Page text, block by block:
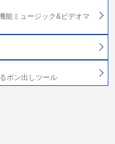
能ミュージック&ビデオマ
ポン出しツール